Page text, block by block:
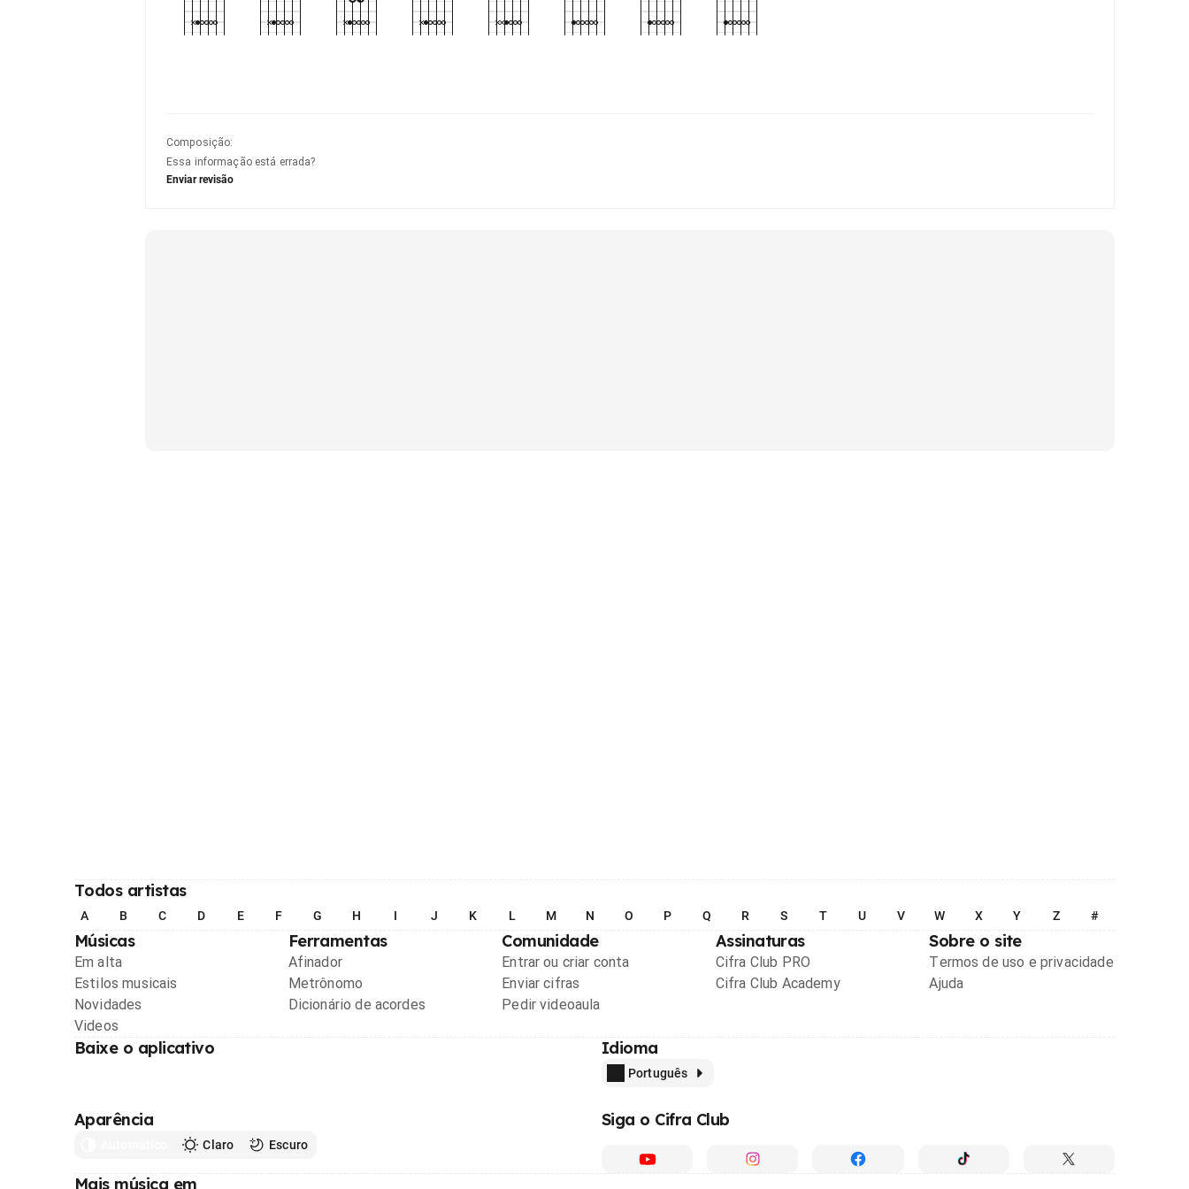
Composição:
Essa informação está errada?
Enviar revisão
Todos artistas
A B C D E F G H I J K L M N O P Q R S T U V W X Y Z #
Músicas
Em alta
Estilos musicais
Novidades
Videos
Ferramentas
Afinador
Metrônomo
Dicionário de acordes
Comunidade
Entrar ou criar conta
Enviar cifras
Pedir videoaula
Assinaturas
Cifra Club PRO
Cifra Club Academy
Sobre o site
Termos de uso e privacidade
Ajuda
Baixe o aplicativo Idioma
Português
Aparência
Claro Escuro
Siga o Cifra Club
Mais música em